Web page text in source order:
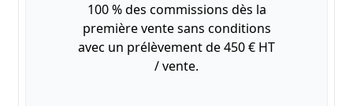
100 % des commissions dès la
première vente sans conditions
avec un prélèvement de 450 € HT
/ vente.